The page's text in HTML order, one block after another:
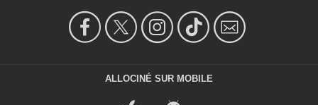
ALLOCINÉ SUR MOBILE